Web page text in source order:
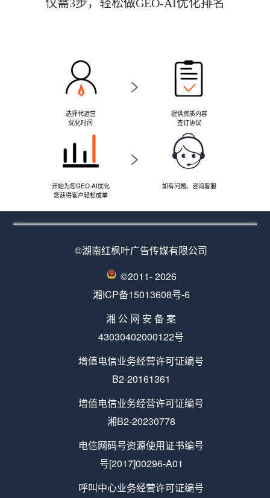
仅需3步，轻松做GEO-AI优化排名
选择代运营
优化时间
>
提供资质内容
签订协议
开始为您GEO-AI优化
您获得客户轻松成单
>
如有问题、咨询客服
©湖南红枫叶广告传媒有限公司
©2011-2026
湘ICP备15013608号-6
湘 公 网 安 备 案
43030402000122号
增值电信业务经营许可证编号
B2-20161361
增值电信业务经营许可证编号
湘B2-20230778
电信网码号资源使用证书编号
号[2017]00296-A01
呼叫中心业务经营许可证编号